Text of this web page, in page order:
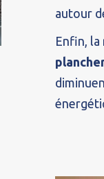
autour
Enfin, la